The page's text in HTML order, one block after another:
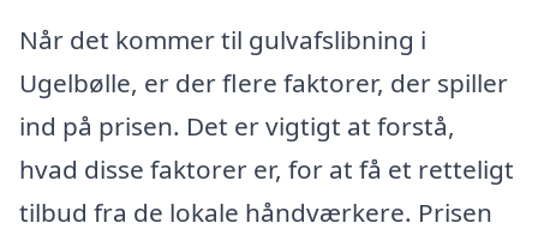
Når det kommer til gulvafslibning i
Ugelbølle, er der flere faktorer, der spiller
ind på prisen. Det er vigtigt at forstå,
hvad disse faktorer er, for at få et retteligt
tilbud fra de lokale håndværkere. Prisen